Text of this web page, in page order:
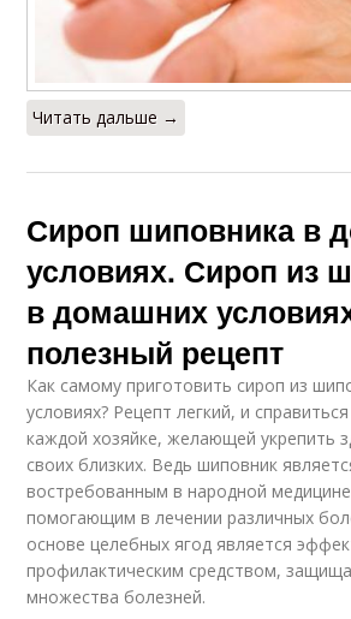
Читать дальше →
Сироп шиповника в
условиях. Сироп из
в домашних
полезный рецепт
Как самому приготовить сироп из
условиях? Рецепт легкий, и
каждой хозяйке, желающей укрепить
своих близких. Ведь шиповник
востребованным в народной
помогающим в лечении различных
основе целебных ягод является
профилактическим средством,
множества болезней.